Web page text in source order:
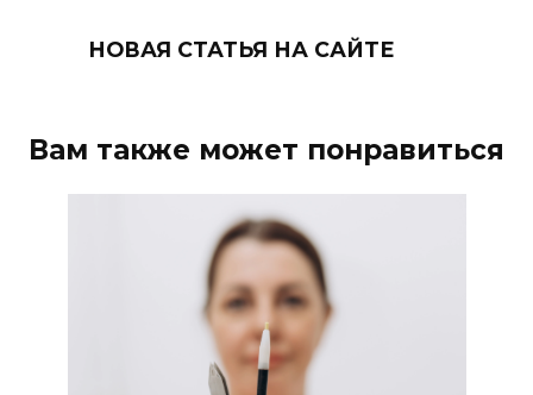
НОВАЯ СТАТЬЯ НА САЙТЕ
Вам также может понравиться